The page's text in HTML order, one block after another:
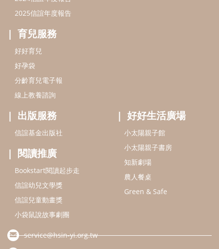
信誼基金出版社
閱讀推廣
Bookstart閱讀起步走
信誼幼兒文學獎
信誼兒童動畫獎
小袋鼠說故事劇團
service@hsin-yi.org.tw
信誼好好育兒
小太陽親子書房
(02)2396-5305轉2345 (週一～週五 9:00～18:00)
認識信誼 合作洽談 智慧財產權聲明
本網站建議使用IE9(含以上)或 Google Chrome 版本瀏覽器
信誼基金會/上誼文化實業股份有限公司 版權所有 ©